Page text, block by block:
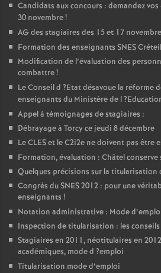
Candidats aux concours : demandez vos
30 novembre!
AG des stagiaires des 15 et 17
Formation des enseignants SNES
Modification de l’évaluation des
combattre!
Le Conseil d ?Etat désavoue la réforme
enseignants du Ministère de l
Appel à témoignages de stagiaires :
Débrayage à Torcy ce jeudi 8 décembre
LeCLESet le C2i2e ne doivent pas être
Formation, évaluation : Châtel
Quelques précisions sur la titularisation
Congrès duSNES2012 : pour une
enseignants !
Notation administrative : Mode
Inspection de titularisation : les
Stagiaires en 2011, néotitulaires en
académiques, mode d ?emploi
Titularisation mode d’emploi